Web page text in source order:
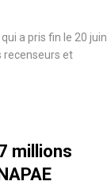
a pris fin le 20 juin
recenseurs et
millions